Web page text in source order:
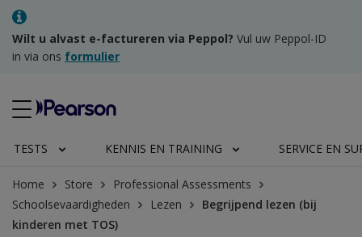
Wilt u alvast e-factureren via Peppol? Vul uw Peppol-ID
in via ons formulier
TESTS KENNIS EN TRAINING SERVICE EN
Home Store
Professional Assessments
Schoolsevaardigheden
Lezen
Begrijpend lezen (bij
kinderen met TOS)